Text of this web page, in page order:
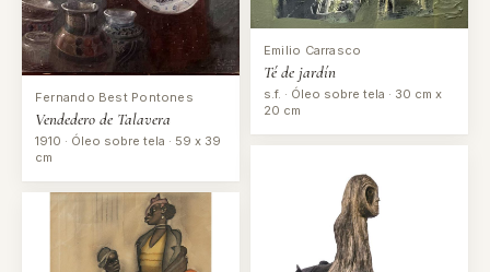
Fernando Best Pontones
Vendedero de Talavera
1910 · Óleo sobre tela · 59 x 39
cm
Emilio Carrasco
Té de jardín
s.f. · Óleo sobre tela · 30 cm x
20 cm